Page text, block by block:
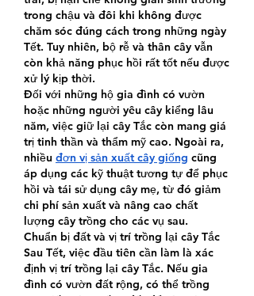
trong chậu và đôi khi không được
chăm sóc đúng cách trong những ngày
Tết. Tuy nhiên, bộ rễ và thân cây vẫn
còn khả năng phục hồi rất tốt nếu được
xử lý kịp thời.
Đối với những hộ gia đình có vườn
hoặc những người yêu cây kiểng lâu
năm, việc giữ lại cây Tắc còn mang giá
trị tinh thần và thẩm mỹ cao. Ngoài ra,
nhiều đơn vị sản xuất cây giống cũng
áp dụng các kỹ thuật tương tự để phục
hồi và tái sử dụng cây mẹ, từ đó giảm
chi phí sản xuất và nâng cao chất
lượng cây trồng cho các vụ sau.
Chuẩn bị đất và vị trí trồng lại cây Tắc
Sau Tết, việc đầu tiên cần làm là xác
định vị trí trồng lại cây Tắc. Nếu gia
đình có vườn đất rộng, có thể trồng